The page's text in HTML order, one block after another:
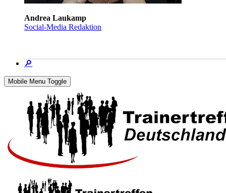
Andrea Laukamp
Social-Media Redaktion
🔎
Mobile Menu Toggle